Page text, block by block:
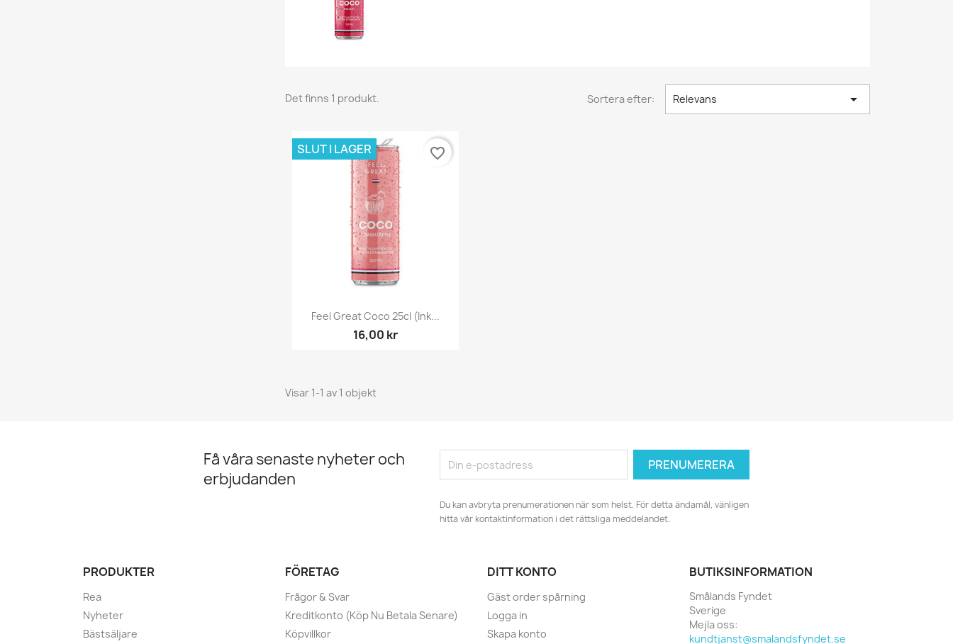
Det finns 1 produkt. Sortera efter: Relevans 
Snabbvy
Feel Great Coco 25cl (Ink...
16,00 kr
SLUT I LAGER favorite_border
Visar 1-1 av 1 objekt
Få våra senaste nyheter och
erbjudanden
Du kan avbryta prenumerationen när som helst. För detta ändamål, vänligen
hitta vår kontaktinformation i det rättsliga meddelandet.
PRODUKTER
Rea
Nyheter
Bästsäljare
FÖRETAG
Frågor & Svar
Kreditkonto (Köp Nu Betala Senare)
Köpvillkor
DITT KONTO
Gäst order spårning
Logga in
Skapa konto
BUTIKSINFORMATION
Smålands Fyndet
Sverige
Mejla oss:
kundtjanst@smalandsfyndet.se